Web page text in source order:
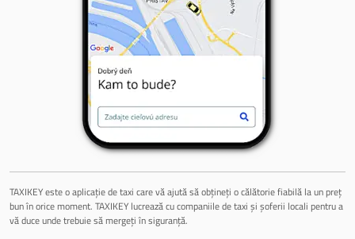
TAXIKEY este o aplicație de taxi care vă ajută să obțineți o călătorie fiabilă la un preț
bun în orice moment. TAXIKEY lucrează cu companiile de taxi și șoferii locali pentru a
vă duce unde trebuie să mergeți în siguranță.